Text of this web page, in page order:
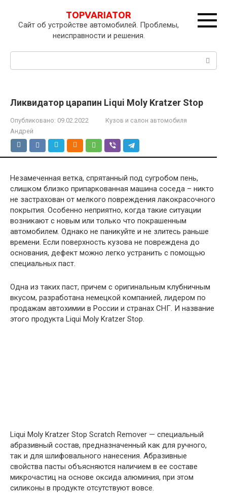
контенту
TOPVARIATOR
Сайт об устройстве автомобилей. Проблемы,
неисправности и решения.
Поиск:
Ликвидатор царапин Liqui Moly Kratzer Stop
Опубликовано: 09.02.2022
Кузов и салон автомобиля
Андрей
Незамеченная ветка, спрятанный под сугробом пень,
слишком близко припаркованная машина соседа – никто
не застрахован от мелкого повреждения лакокрасочного
покрытия. Особенно неприятно, когда такие ситуации
возникают с новым или только что покрашенным
автомобилем. Однако не паникуйте и не злитесь раньше
времени. Если поверхность кузова не повреждена до
основания, дефект можно легко устранить с помощью
специальных паст.
Одна из таких паст, причем с оригинальным клубничным
вкусом, разработана немецкой компанией, лидером по
продажам автохимии в России и странах СНГ. И название
этого продукта Liqui Moly Kratzer Stop.
Liqui Moly Kratzer Stop Scratch Remover — специальный
абразивный состав, предназначенный как для ручного,
так и для шлифовального нанесения. Абразивные
свойства пасты объясняются наличием в ее составе
микрочастиц на основе оксида алюминия, при этом
силиконы в продукте отсутствуют вовсе.